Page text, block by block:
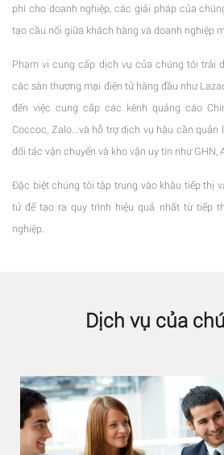
phí cho doanh nghiệp, các giải pháp của
tạo cầu nối giữa khách hàng và doanh nghiệp
Phạm vi cung cấp dịch vụ của chúng tôi trải
các sàn thương mại điện tử hàng đầu như
đến việc cung cấp các kênh quảng cáo
Coccoc, Zalo...và hỗ trợ dịch vụ hậu cần quản
đối tác vận chuyển và kho vận uy tín như GHN,
Đặc biệt chúng tôi tập trung vào khâu tiếp thị
tử để tạo ra quy trình hiệu quả nhất từ tiếp
nghiệp.
Dịch vụ của